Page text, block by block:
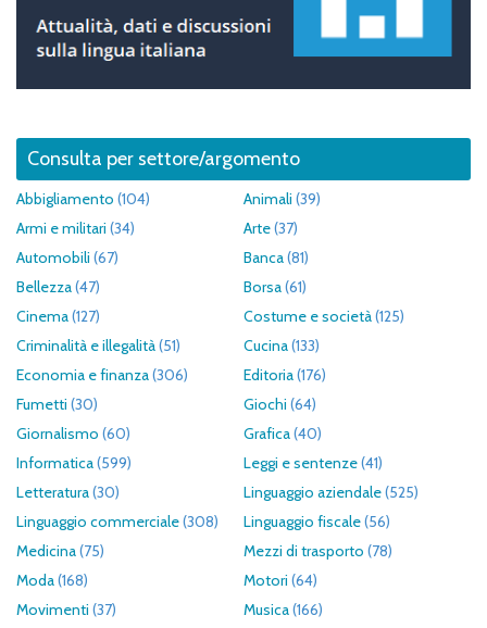
Consulta per settore/argomento
Abbigliamento (104) Animali (39)
Armi e militari (34) Arte(37)
Automobili (67) Banca(81)
Bellezza(47) Borsa(61)
Cinema(127) Costume e società(125)
Criminalità e illegalità(51) Cucina(133)
Economia e finanza(306) Editoria(176)
Fumetti (30) Giochi (64)
Giornalismo (60) Grafica(40)
Informatica(599) Leggi e sentenze(41)
Letteratura(30) Linguaggio aziendale(525)
Linguaggio commerciale(308) Linguaggio fiscale(56)
Medicina(75) Mezzi di trasporto (78)
Moda(168) Motori (64)
Movimenti (37) Musica(166)